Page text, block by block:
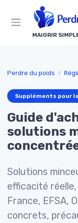
MAIGRIR
Perdre du poids
Suppléments pour
Guide
solutions
Solutions
efficacité
France, EFSA,
concrets,
Panneau de gestion